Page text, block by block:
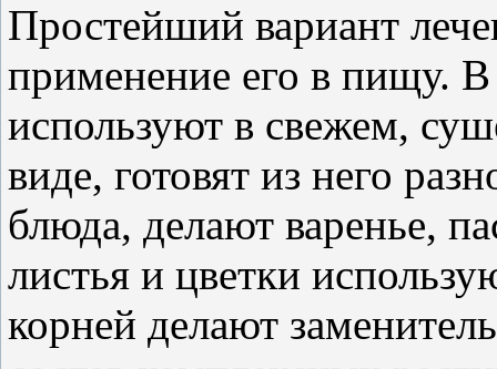
Простейший вариант
применение его в пищу.
используют в свежем,
виде, готовят из него
блюда, делают варенье,
листья и цветки
корней делают